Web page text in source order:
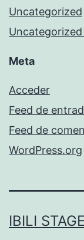
Uncategorized
Meta
Acceder
Feed de
Feed de
WordPress.org
IBILI STAGE